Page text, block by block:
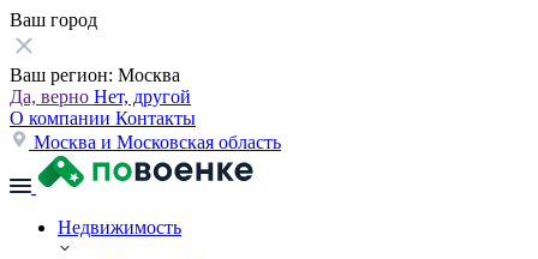
Ваш город
Ваш регион: Москва
Да, верно Нет, другой
О компании Контакты
Москва и Московская область
Недвижимость